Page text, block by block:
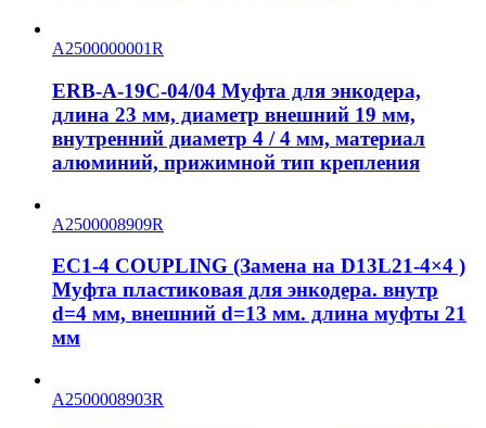
A2500000001R
ERB-A-19C-04/04 Муфта для энкодера,
длина 23 мм, диаметр внешний 19 мм,
внутренний диаметр 4 / 4 мм, материал
алюминий, прижимной тип крепления
A2500008909R
EC1-4 COUPLING (Замена на D13L21-4×4 )
Муфта пластиковая для энкодера. внутр
d=4 мм, внешний d=13 мм. длина муфты 21
мм
A2500008903R